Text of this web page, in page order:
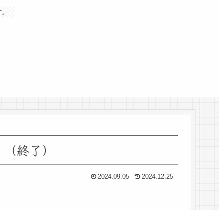
終了）
2024.09.05 2024.12.25